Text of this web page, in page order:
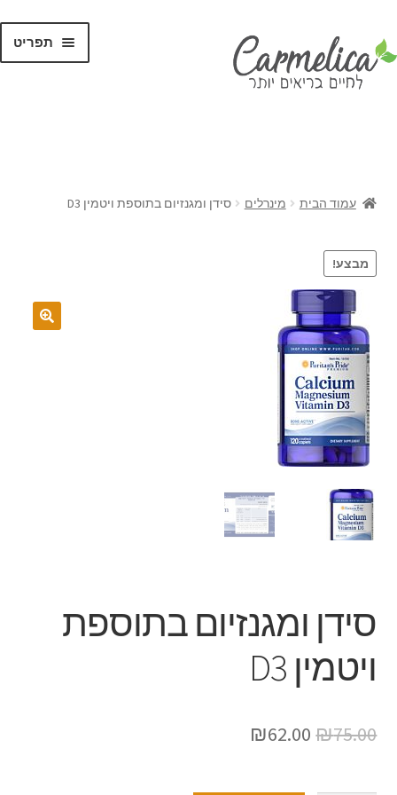
תפריט
עמוד הבית מינרלים סידן ומגנזיום בתוספת ויטמין D3
מבצע!
סידן ומגנזיום בתוספת
ויטמין D3
₪75.00
₪62.00